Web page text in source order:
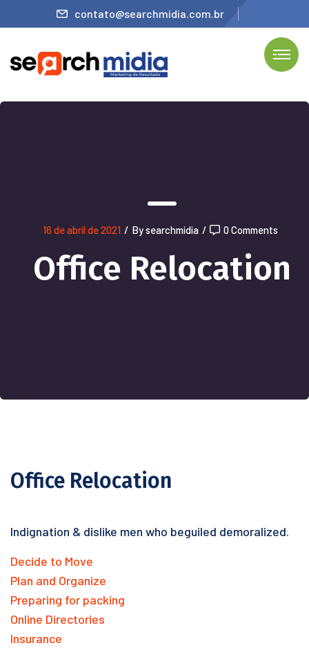
contato@searchmidia.com.br
16 de abril de 2021 / By searchmidia / 0 Comments
Office Relocation
Office Relocation
Indignation & dislike men who beguiled demoralized.
Decide to Move
Plan and Organize
Preparing for packing
Online Directories
Insurance